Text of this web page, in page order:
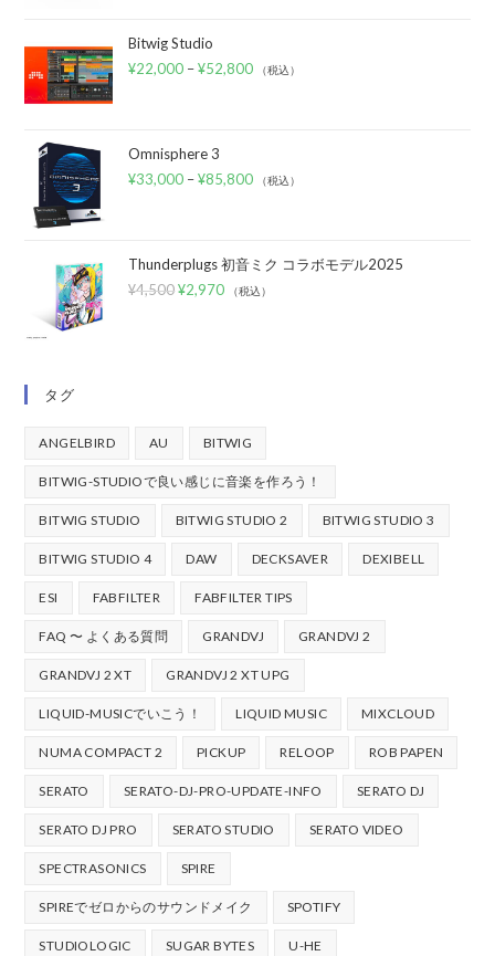
Bitwig Studio
¥22,000 –¥52,800 （税込）
Omnisphere 3
¥33,000 –¥85,800 （税込）
Thunderplugs 初音ミク コラボモデル2025
¥4,500 ¥2,970 （税込）
タグ
ANGELBIRD AU BITWIG
BITWIG-STUDIOで良い感じに音楽を作ろう！
BITWIG STUDIO BITWIG STUDIO 2 BITWIG STUDIO 3
BITWIG STUDIO 4 DAW DECKSAVER DEXIBELL
ESI FABFILTER FABFILTER TIPS
FAQ 〜 よくある質問 GRANDVJ GRANDVJ 2
GRANDVJ 2 XT GRANDVJ 2 XT UPG
LIQUID-MUSICでいこう！ LIQUID MUSIC MIXCLOUD
NUMA COMPACT 2 PICKUP RELOOP ROB PAPEN
SERATO SERATO-DJ-PRO-UPDATE-INFO SERATO DJ
SERATO DJ PRO SERATO STUDIO SERATO VIDEO
SPECTRASONICS SPIRE
SPIREでゼロからのサウンドメイク SPOTIFY
STUDIOLOGIC SUGAR BYTES U-HE